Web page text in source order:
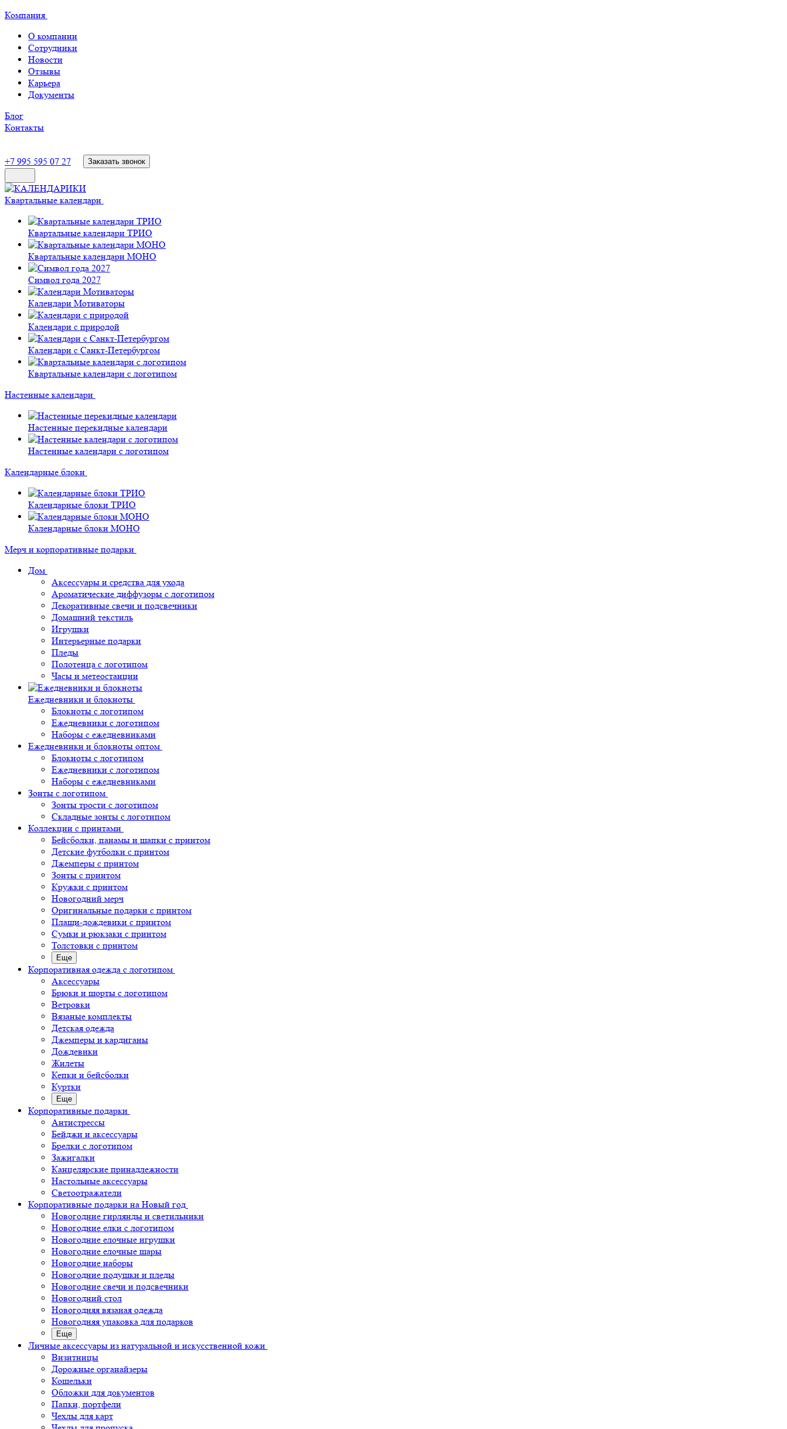
Компания
О компании
Сотрудники
Новости
Отзывы
Карьера
Документы
Блог
Контакты
+7 995 595 07 27 Заказать звонок
Квартальные календари
Квартальные календари ТРИО
Квартальные календари МОНО
Символ года 2027
Календари Мотиваторы
Календари с природой
Календари с Санкт-Петербургом
Квартальные календари с логотипом
Настенные календари
Настенные перекидные календари
Настенные календари с логотипом
Календарные блоки
Календарные блоки ТРИО
Календарные блоки МОНО
Мерч и корпоративные подарки
Дом
Аксессуары и средства для ухода
Ароматические диффузоры с логотипом
Декоративные свечи и подсвечники
Домашний текстиль
Игрушки
Интерьерные подарки
Пледы
Полотенца с логотипом
Часы и метеостанции
Ежедневники и блокноты
Блокноты с логотипом
Ежедневники с логотипом
Наборы с ежедневниками
Ежедневники и блокноты оптом
Блокноты с логотипом
Ежедневники с логотипом
Наборы с ежедневниками
Зонты с логотипом
Зонты трости с логотипом
Складные зонты с логотипом
Коллекции с принтами
Бейсболки, панамы и шапки с принтом
Детские футболки с принтом
Джемперы с принтом
Зонты с принтом
Кружки с принтом
Новогодний мерч
Оригинальные подарки с принтом
Плащи-дождевики с принтом
Сумки и рюкзаки с принтом
Толстовки с принтом
Еще
Корпоративная одежда с логотипом
Аксессуары
Брюки и шорты с логотипом
Ветровки
Вязаные комплекты
Детская одежда
Джемперы и кардиганы
Дождевики
Жилеты
Кепки и бейсболки
Куртки
Еще
Корпоративные подарки
Антистрессы
Бейджи и аксессуары
Брелки с логотипом
Зажигалки
Канцелярские принадлежности
Настольные аксессуары
Светоотражатели
Корпоративные подарки на Новый год
Новогодние гирлянды и светильники
Новогодние елки с логотипом
Новогодние елочные игрушки
Новогодние елочные шары
Новогодние наборы
Новогодние подушки и пледы
Новогодние свечи и подсвечники
Новогодний стол
Новогодняя вязаная одежда
Новогодняя упаковка для подарков
Еще
Личные аксессуары из натуральной и искусственной кожи
Визитницы
Дорожные органайзеры
Кошельки
Обложки для документов
Папки, портфели
Чехлы для карт